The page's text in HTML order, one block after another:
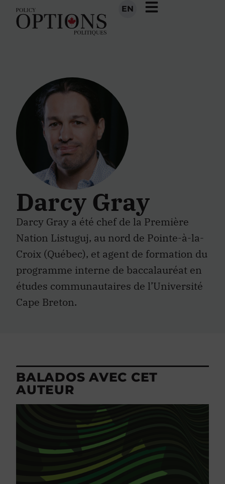
EN
Darcy Gray
Darcy Gray a été chef de la Première
Nation Listuguj, au nord de Pointe-à-la-
Croix (Québec), et agent de formation du
programme interne de baccalauréat en
études communautaires de l’Université
Cape Breton.
BALADOS AVEC CET
AUTEUR